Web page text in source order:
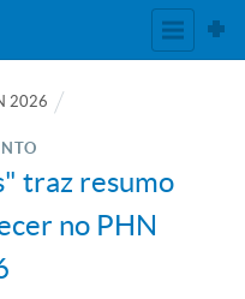
2026
traz resumo
no PHN